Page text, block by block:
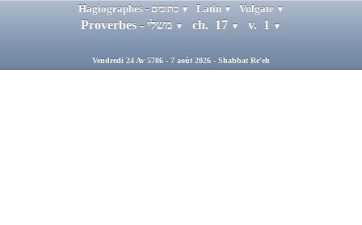
Hagiographes - כתובים ▼ Latin ▼ Vulgate ▼
▼ ch. 17 ▼ v. 1 ▼
Vendredi 24 Av 5786 - 7 août 2026 - Shabbat Re'eh